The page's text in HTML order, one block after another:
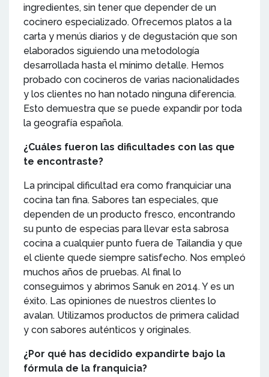
ingredientes, sin tener que depender de un
cocinero especializado. Ofrecemos platos a la
carta y menús diarios y de degustación que son
elaborados siguiendo una metodología
desarrollada hasta el mínimo detalle. Hemos
probado con cocineros de varias nacionalidades
y los clientes no han notado ninguna diferencia.
Esto demuestra que se puede expandir por toda
la geografía española.
¿Cuáles fueron las dificultades con las que
te encontraste?
La principal dificultad era como franquiciar una
cocina tan fina. Sabores tan especiales, que
dependen de un producto fresco, encontrando
su punto de especias para llevar esta sabrosa
cocina a cualquier punto fuera de Tailandia y que
el cliente quede siempre satisfecho. Nos empleó
muchos años de pruebas. Al final lo
conseguimos y abrimos Sanuk en 2014. Y es un
éxito. Las opiniones de nuestros clientes lo
avalan. Utilizamos productos de primera calidad
y con sabores auténticos y originales.
¿Por qué has decidido expandirte bajo la
fórmula de la franquicia?